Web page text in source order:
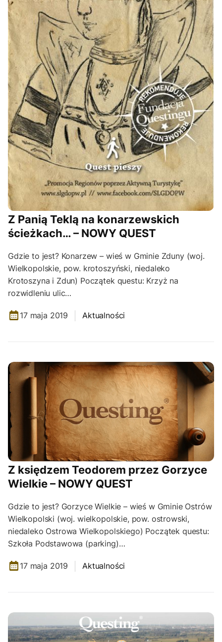
Z Panią Teklą na konarzewskich
ścieżkach… – NOWY QUEST
Gdzie to jest? Konarzew – wieś w Gminie Zduny (woj.
Wielkopolskie, pow. krotoszyński, niedaleko
Krotoszyna i Zdun) Początek questu: Krzyż na
rozwidleniu ulic…
17 maja 2019 Aktualności
Z księdzem Teodorem przez Gorzyce
Wielkie – NOWY QUEST
Gdzie to jest? Gorzyce Wielkie – wieś w Gminie Ostrów
Wielkopolski (woj. wielkopolskie, pow. ostrowski,
niedaleko Ostrowa Wielkopolskiego) Początek questu:
Szkoła Podstawowa (parking)…
17 maja 2019 Aktualności